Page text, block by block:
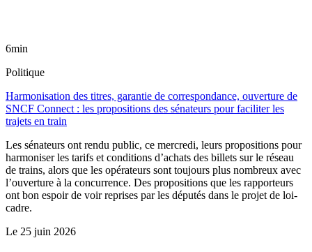
6min
Politique
Harmonisation des titres, garantie de correspondance, ouverture de
SNCF Connect : les propositions des sénateurs pour faciliter les
trajets en train
Les sénateurs ont rendu public, ce mercredi, leurs propositions pour
harmoniser les tarifs et conditions d’achats des billets sur le réseau
de trains, alors que les opérateurs sont toujours plus nombreux avec
l’ouverture à la concurrence. Des propositions que les rapporteurs
ont bon espoir de voir reprises par les députés dans le projet de loi-
cadre.
Le 25 juin 2026